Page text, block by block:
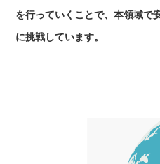
を行っていくことで、本領域で
に挑戦しています。